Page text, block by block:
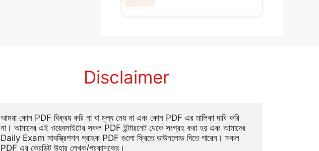
Disclaimer
আমরা কোন PDF বিক্রয় করি না বা মূল্য নেয় না এবং কোন PDF এর মালিকা দাবি করি
না। আমাদের এই ওয়েবসাইটের সকল PDF ইন্টারনেট থেকে সংগ্রহ করা হয় এবং আমাদের
Daily Exam সাবস্ক্রিপশন গ্রাহক PDF গুলো ফ্রিতে ডাউনলোড দিতে পারেন। সকল
PDF এর ক্রেডিট উহার লেখক/প্রকাশকের।